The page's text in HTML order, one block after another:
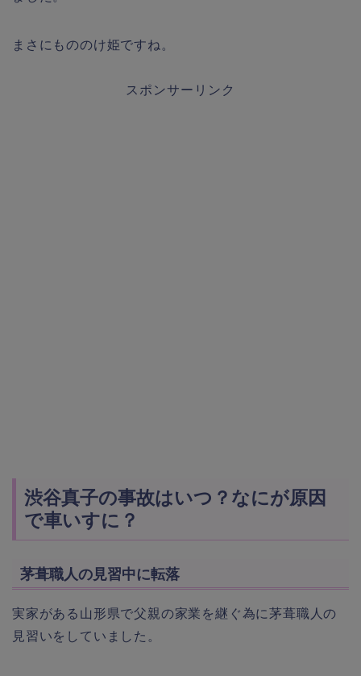
まさにもののけ姫ですね。
スポンサーリンク
渋谷真子の事故はいつ？なにが原因
で車いすに？
茅葺職人の見習中に転落
実家がある山形県で父親の家業を継ぐ為に茅葺職人の
見習いをしていました。